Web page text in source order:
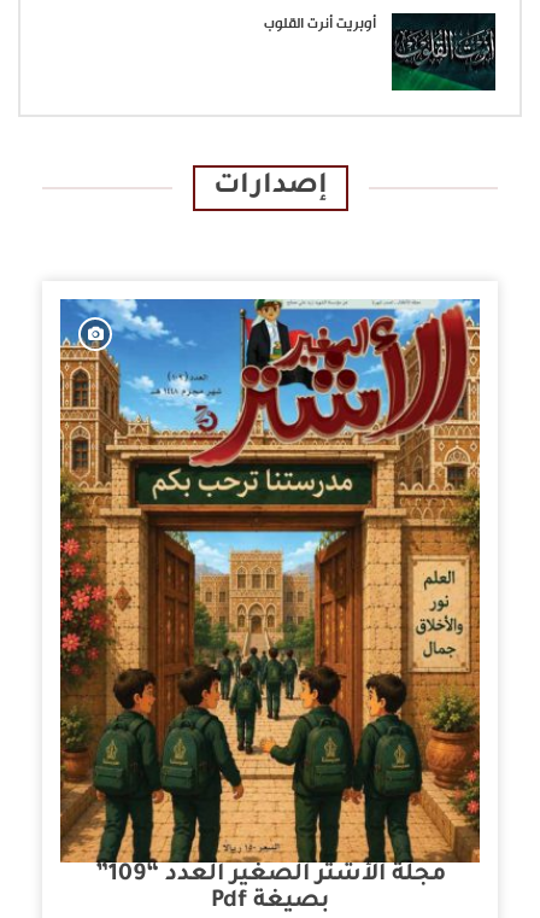
أوبريت أنرت القلوب
إصدارات
مجلة الأشتر الصغير العدد “109”
بصيغة Pdf